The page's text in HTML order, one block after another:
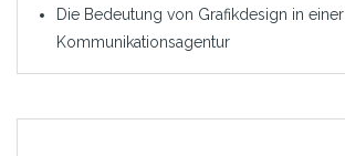
Die Bedeutung von Grafikdesign in einer
Kommunikationsagentur